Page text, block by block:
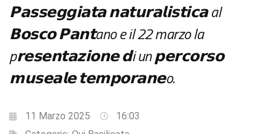
𝗣𝗮𝘀𝘀𝗲𝗴𝗴𝗶𝗮𝘁𝗮 𝗻𝗮𝘁𝘂𝗿𝗮𝗹𝗶𝘀𝘁𝗶𝗰𝗮 al
𝗕𝗼𝘀𝗰𝗼 𝗣𝗮𝗻𝘁ano e il 22 marzo la
p𝗿𝗲𝘀𝗲𝗻𝘁𝗮𝘇𝗶𝗼𝗻𝗲 𝗱i un 𝗽𝗲𝗿𝗰𝗼𝗿𝘀𝗼
𝗺𝘂𝘀𝗲𝗮𝗹𝗲 𝘁𝗲𝗺𝗽𝗼𝗿𝗮𝗻𝗲o.
11 Marzo 2025
16:03